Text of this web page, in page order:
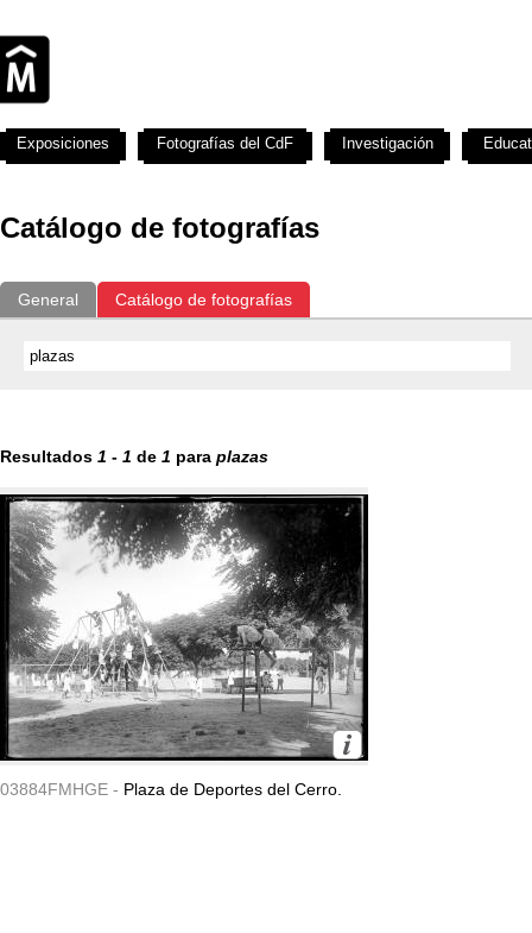
Catálogo de fotografías
General Catálogo de fotografías
Resultados 1 - 1 de 1 para plazas
03884FMHGE - Plaza de Deportes del Cerro.
Exposiciones Fotografías del CdF Investigación